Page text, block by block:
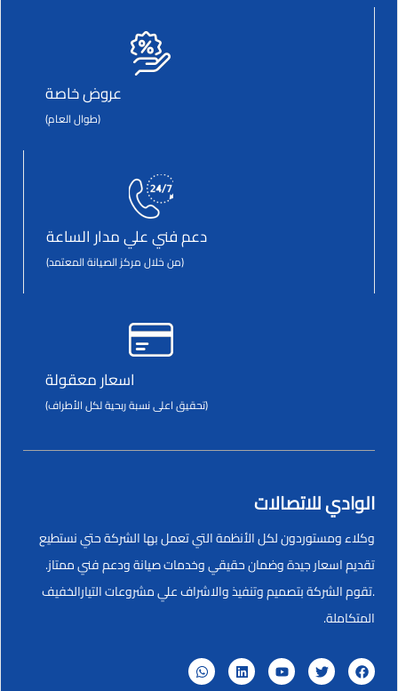
عروض خاصة
(طوال العام)
دعم فني علي مدار الساعة
(من خلال مركز الصيانة المعتمد)
اسعار معقولة
(تحقيق اعلى نسبة ربحية لكل الأطراف)
الوادي للاتصالات
وكلاء ومستوردون لكل الأنظمة التي تعمل بها الشركة حتي نستطيع
تقديم اسعار جيدة وضمان حقيقي وخدمات صيانة ودعم فني ممتاز.
.تقوم الشركة بتصميم وتنفيذ والاشراف علي مشروعات التيارالخفيف
المتكاملة.